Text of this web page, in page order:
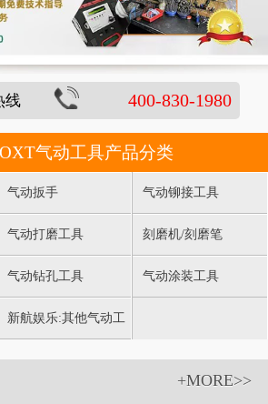
线 400-830-1980
气动工具产品分类
气动扳手 气动铆接工具
气动打磨工具 刻磨机/刻磨笔
气动钻孔工具 气动涂装工具
新航娱乐:其他气动工
具和附件
+MORE>>